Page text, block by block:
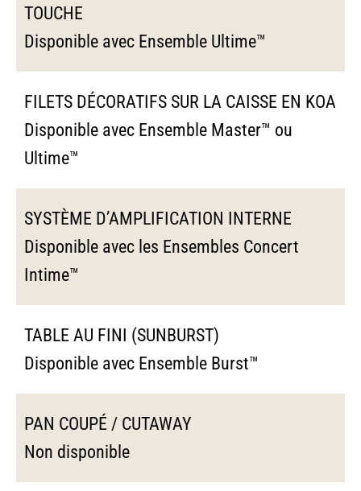
TOUCHE
Disponible avec Ensemble Ultime™
FILETS DÉCORATIFS SUR LA CAISSE EN KOA
Disponible avec Ensemble Master™ ou
Ultime™
SYSTÈME D’AMPLIFICATION INTERNE
Disponible avec les Ensembles Concert
Intime™
TABLE AU FINI (SUNBURST)
Disponible avec Ensemble Burst™
PAN COUPÉ / CUTAWAY
Non disponible